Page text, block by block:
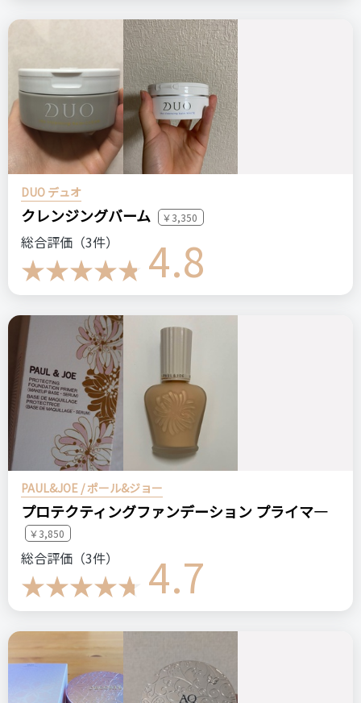
DUO デュオ
クレンジングバーム ￥3,350
総合評価（3件） 4.8
PAUL&JOE / ポール&ジョー
プロテクティングファンデーション プライマ―
￥3,850
総合評価（3件） 4.7